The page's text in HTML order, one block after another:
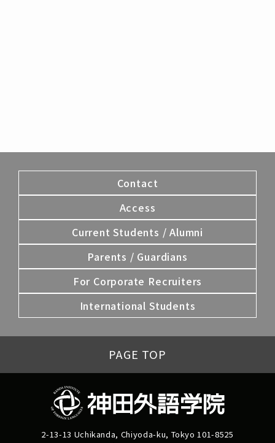
Contact
Access
Current Students / Alumni
Parents / Guardians
For Corporate Recruiters
International Students
PAGE TOP
2-13-13 Uchikanda, Chiyoda-ku, Tokyo 101-8525